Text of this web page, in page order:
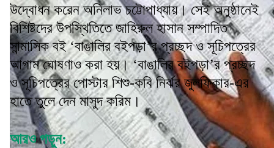
উদ্বোধন করেন অনিলাভ চট্টোপাধ্যায়। সেই অনুষ্ঠানেই
বিশিষ্টদের উপস্থিতিতে জাহিরুল হাসান সম্পাদিত
সান্মাসিক বই ‘বাঙালির বইপড়া’র প্রচ্ছদ ও সূচিপত্রের
আগাম ঘোষণাও করা হয়। ‘বাঙালির বইপড়া’র প্রচ্ছদ
ও সূচিপত্রের পোস্টার শিশু-কবি নির্ঝর জুলফিকার-এর
হাতে তুলে দেন মাসুদ করিম।
আরও পড়ুন: